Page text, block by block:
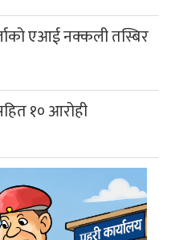
एआई नक्कली तस्बिर
१० आरोही